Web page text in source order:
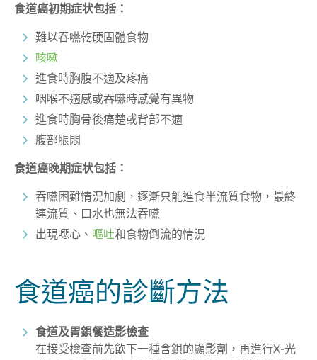
食道癌初期症状包括：
難以吞嚥乾硬固體食物
咳嗽
進食時胸腹不適及疼痛
咽喉不適感或吞嚥時感覺有異物
進食時胸骨後痛楚或背部不適
腹部脹悶
食道癌晚期症状包括：
吞嚥困難情況加劇，逐漸只能進食半流質食物，最終
連流質、口水也無法吞嚥
出現噁心、 嘔吐和食物倒流的情況
食道癌的診斷方法
食道及胃鋇餐造影檢查
在接受檢查前先飲下一種含鋇的顯影劑，再進行X-光